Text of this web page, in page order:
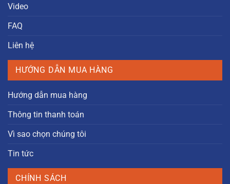
Video
FAQ
Liên hệ
HƯỚNG DẪN MUA HÀNG
Hướng dẫn mua hàng
Thông tin thanh toán
Vì sao chọn chúng tôi
Tin tức
CHÍNH SÁCH